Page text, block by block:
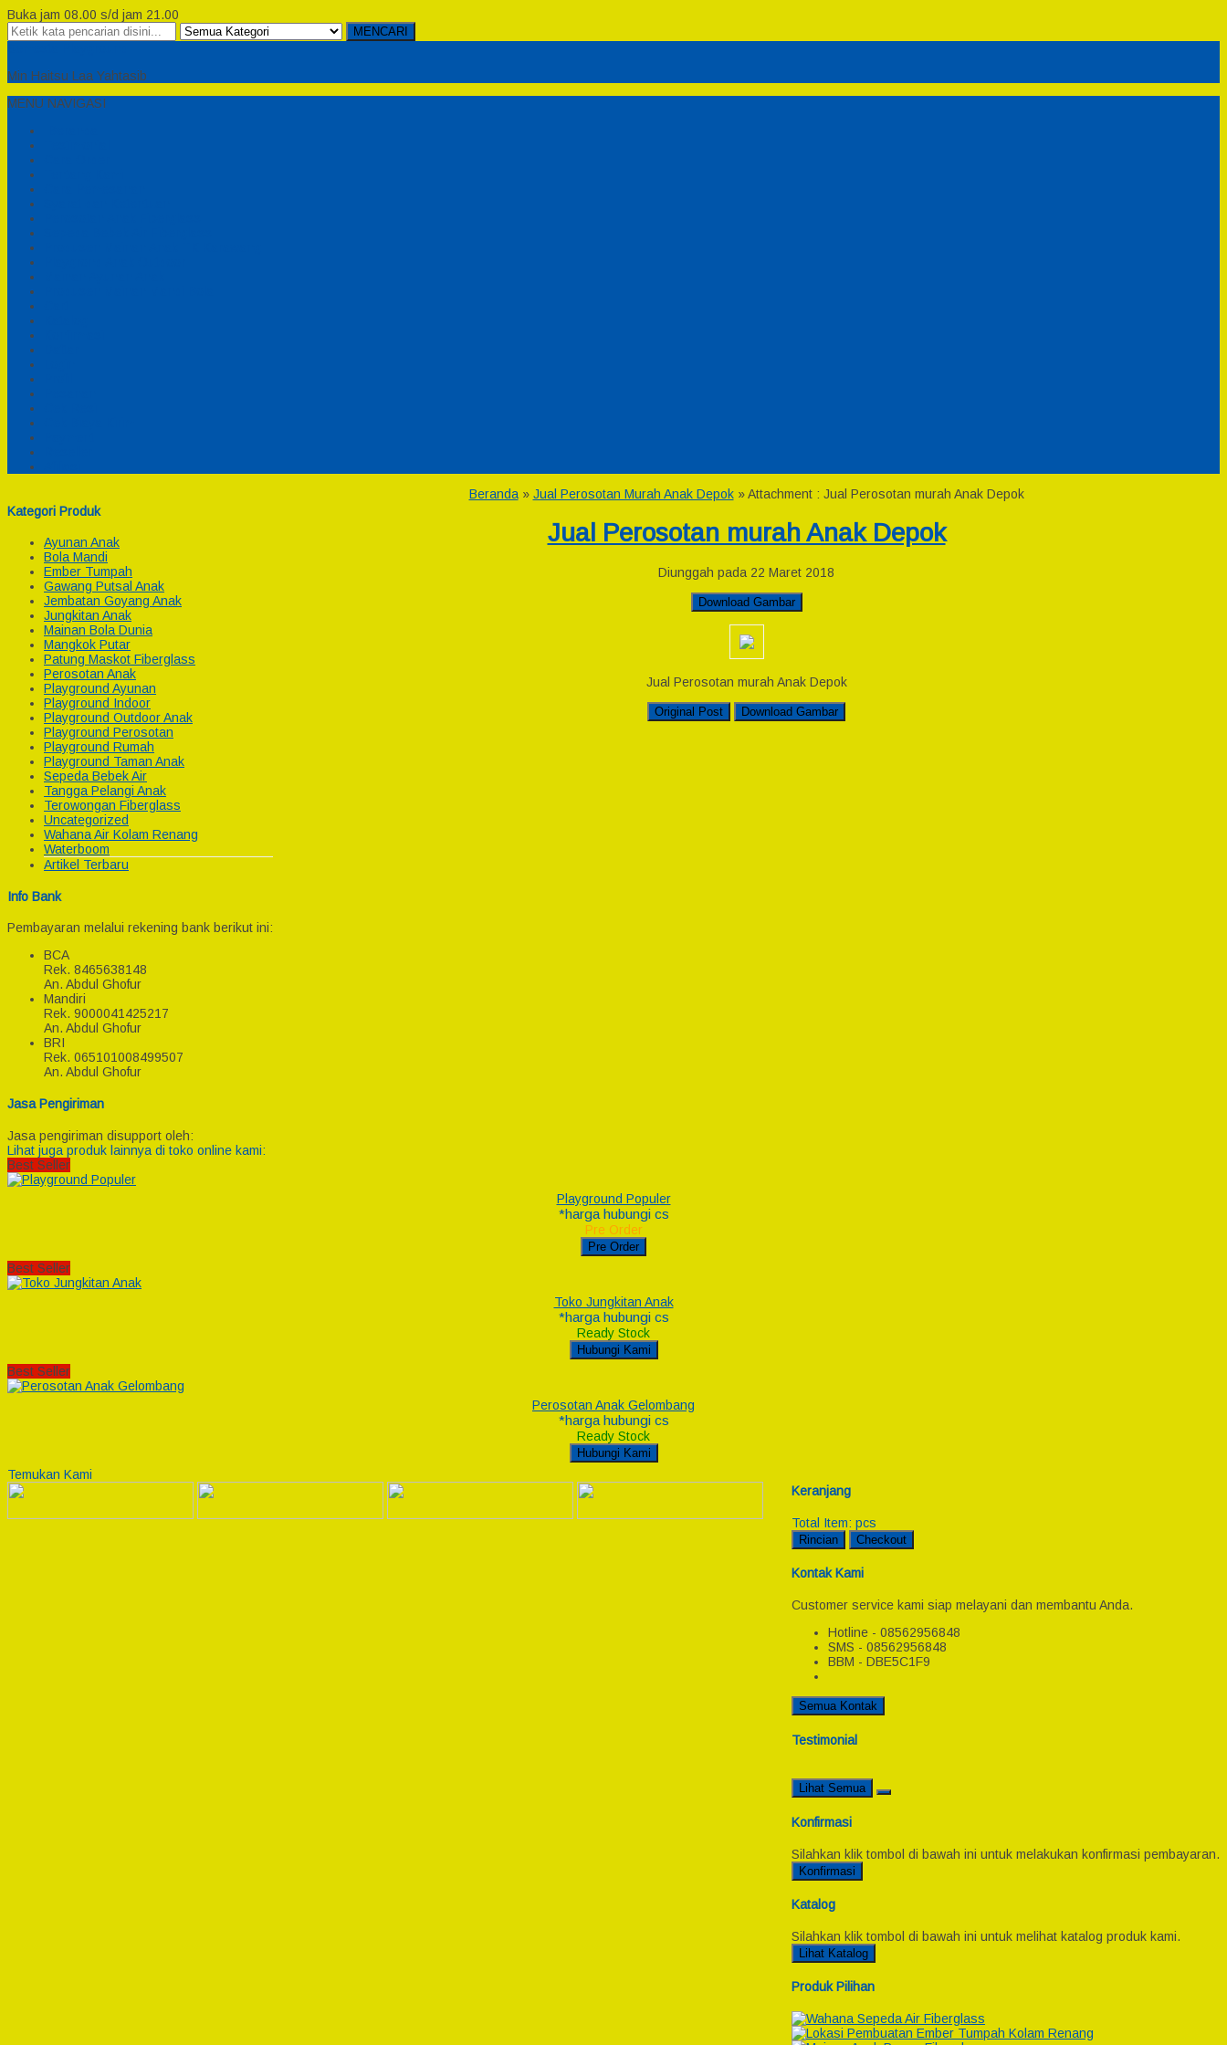
Buka jam 08.00 s/d jam 21.00
MENCARI
Min Haitsu Laa Yahtasib
MENU NAVIGASI
Kategori Produk
Ayunan Anak
Bola Mandi
Ember Tumpah
Gawang Putsal Anak
Jembatan Goyang Anak
Jungkitan Anak
Mainan Bola Dunia
Mangkok Putar
Patung Maskot Fiberglass
Perosotan Anak
Playground Ayunan
Playground Indoor
Playground Outdoor Anak
Playground Perosotan
Playground Rumah
Playground Taman Anak
Sepeda Bebek Air
Tangga Pelangi Anak
Terowongan Fiberglass
Uncategorized
Wahana Air Kolam Renang
Waterboom
Artikel Terbaru
Info Bank
Pembayaran melalui rekening bank berikut ini:
BCA
Rek. 8465638148
An. Abdul Ghofur
Mandiri
Rek. 9000041425217
An. Abdul Ghofur
BRI
Rek. 065101008499507
An. Abdul Ghofur
Jasa Pengiriman
Jasa pengiriman disupport oleh:
Beranda» Jual Perosotan Murah Anak Depok» Attachment : Jual Perosotan murah Anak Depok
Jual Perosotan murah Anak Depok
Diunggah pada 22 Maret 2018
Download Gambar
Jual Perosotan murah Anak Depok
Original Post Download Gambar
Lihat juga produk lainnya di toko online kami:
Best Seller
Playground Populer
*harga hubungi cs
Pre Order
Pre Order
Best Seller
Toko Jungkitan Anak
*harga hubungi cs
Ready Stock
Hubungi Kami
Best Seller
Perosotan Anak Gelombang
*harga hubungi cs
Ready Stock
Hubungi Kami
Keranjang
Total Item: pcs
Rincian Checkout
Kontak Kami
Customer service kami siap melayani dan membantu Anda.
Hotline - 08562956848
SMS - 08562956848
BBM - DBE5C1F9
Semua Kontak
Testimonial
Lihat Semua
Konfirmasi
Silahkan klik tombol di bawah ini untuk melakukan konfirmasi pembayaran.
Konfirmasi
Katalog
Silahkan klik tombol di bawah ini untuk melihat katalog produk kami.
Lihat Katalog
Produk Pilihan
Temukan Kami